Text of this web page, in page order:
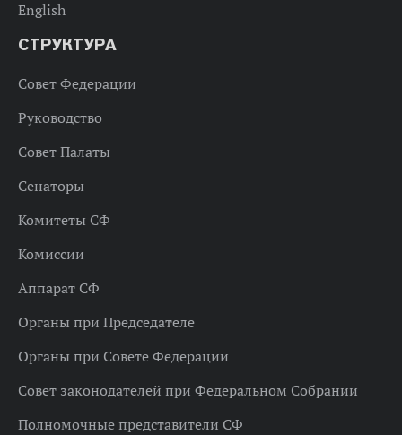
English
СТРУКТУРА
Совет Федерации
Руководство
Совет Палаты
Сенаторы
Комитеты СФ
Комиссии
Аппарат СФ
Органы при Председателе
Органы при Совете Федерации
Совет законодателей при Федеральном Собрании
Полномочные представители СФ